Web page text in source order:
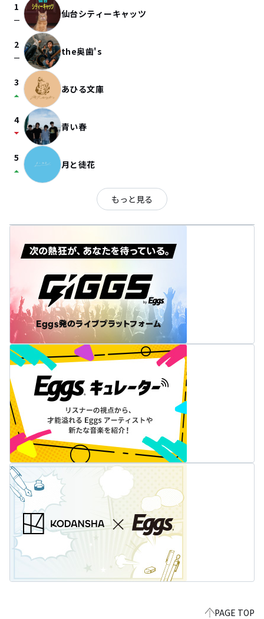
1
check_indeterminate_small 仙台シティーキャッツ
2
check_indeterminate_small the奥歯's
3
arrow_drop_up あひる文庫
4
arrow_drop_down 青い春
5
arrow_drop_up 月と徒花
もっと見る
PAGE TOP